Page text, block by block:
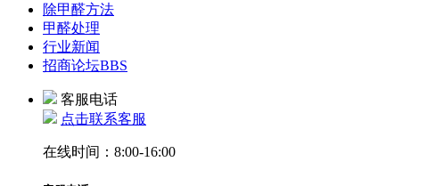
除甲醛方法
甲醛处理
行业新闻
招商论坛BBS
客服电话
点击联系客服
在线时间：8:00-16:00